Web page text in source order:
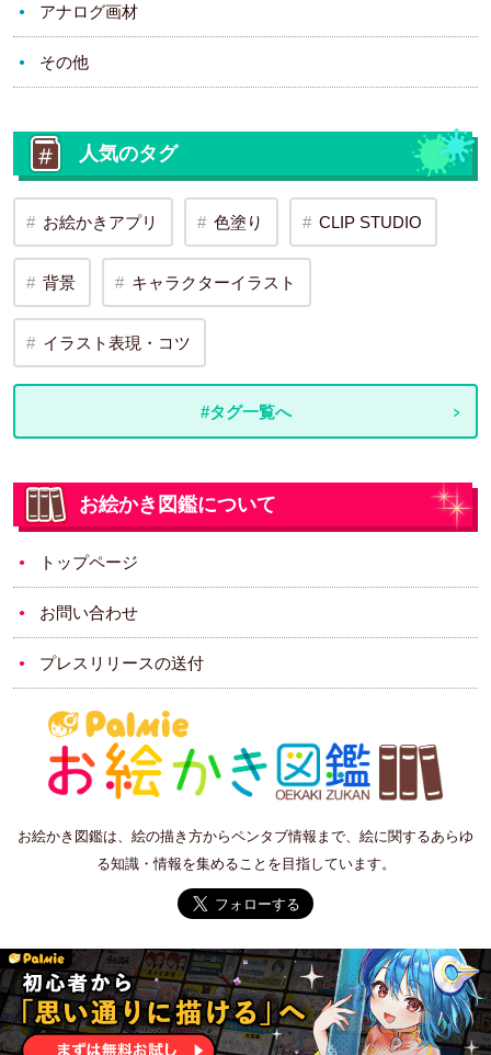
アナログ画材
その他
人気のタグ
お絵かきアプリ 色塗り CLIP STUDIO
背景 キャラクターイラスト
イラスト表現・コツ
#タグ一覧へ
お絵かき図鑑について
トップページ
お問い合わせ
プレスリリースの送付
お絵かき図鑑は、絵の描き方からペンタブ情報まで、絵に関するあらゆ
る知識・情報を集めることを目指しています。